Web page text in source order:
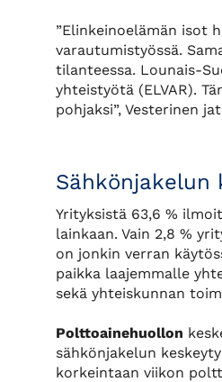
”Elinkeinoelämän isot
varautumistyössä.
tilanteessa. Lounais-
yhteistyötä (ELVAR).
pohjaksi”, Vesterinen
Yrityksistä 63,6 %
lainkaan. Vain 2,8 %
on jonkin verran
paikka laajemmalle
sekä yhteiskunnan
Polttoainehuollon
sähkönjakelun
korkeintaan viikon